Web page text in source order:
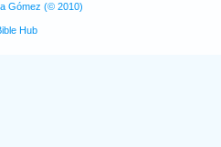
Gómez (© 2010)
Hub